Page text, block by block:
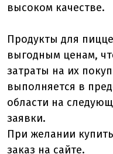
высоком качестве.
Продукты для
выгодным ценам,
затраты на их
выполняется в
области на
заявки.
При желании
заказ на сайте.